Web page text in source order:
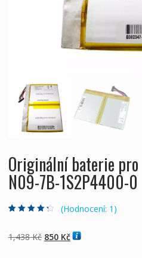
Originální baterie pro
N09-7B-1S2P4400-0
základě
hodnocení
(Hodnocení: 1 )
1,438Kč Původní
850 KčAktuální